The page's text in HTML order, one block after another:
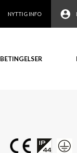
NYTTIG INFO
BETINGELSER